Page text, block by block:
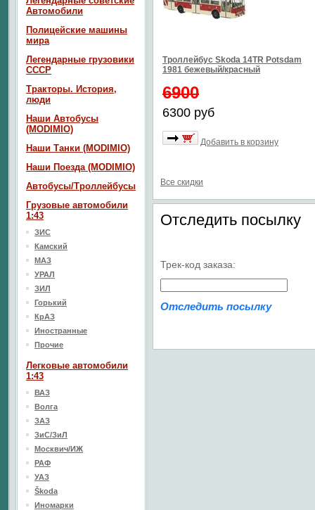
Троллейбус Skoda 14TR Potsdam
1981 бежевый/красный
6900
6300 руб
Добавить в корзину
Все скидки
Отследить посылку
Трек-код заказа:
Отследить посылку
Автомобили
Полицейские машины
мира
Легендарные грузовики
СССР
Тракторы. История,
люди
Наши Автобусы
(MODIMIO)
Наши Танки (MODIMIO)
Наши Поезда (MODIMIO)
Автобусы/Троллейбусы
Грузовые автомобили
1:43
ЗИС
Камский
МАЗ
УРАЛ
ЗИЛ
Горький
КрАЗ
Иностранные
Прочие
Легковые автомобили
1:43
ВАЗ
Волга
ЗАЗ
ЗиС/ЗиЛ
Москвич/ИЖ
РАФ
УАЗ
Škoda
Иномарки